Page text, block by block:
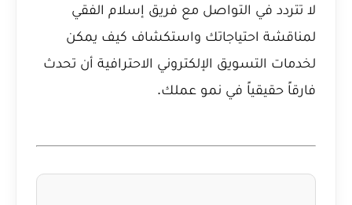
لا تتردد في التواصل مع فريق إسلام الفقي
لمناقشة احتياجاتك واستكشاف كيف يمكن
لخدمات التسويق الإلكتروني الاحترافية أن تحدث
فارقاً حقيقياً في نمو عملك.